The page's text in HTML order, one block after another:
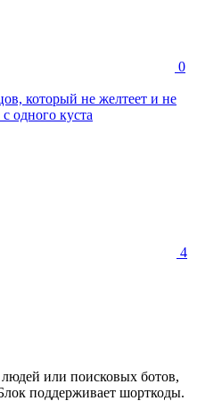
0
который не желтеет и не
одного куста
4
людей или поисковых ботов,
поддерживает шорткоды.